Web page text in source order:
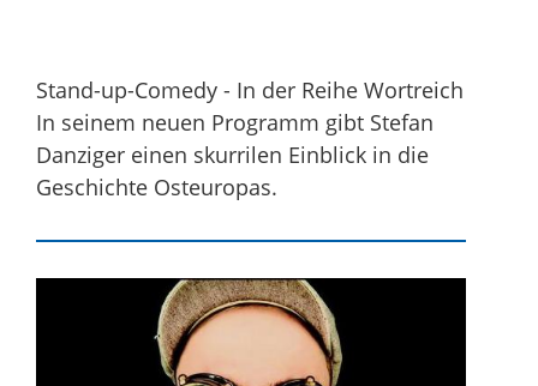
Stand-up-Comedy - In der Reihe Wortreich
In seinem neuen Programm gibt Stefan
Danziger einen skurrilen Einblick in die
Geschichte Osteuropas.